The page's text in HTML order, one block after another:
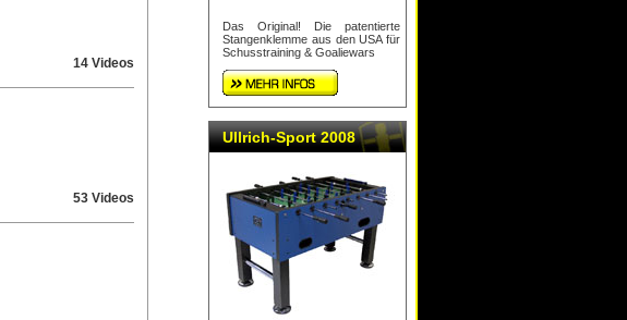
14 Videos
53 Videos
Das Original! Die patentierte
Stangenklemme aus den USA für
Schusstraining & Goaliewars
Ullrich-Sport 2008